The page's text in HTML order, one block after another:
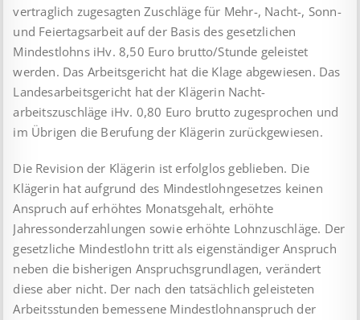
vertraglich zugesagten Zuschläge für Mehr-, Nacht-, Sonn-
und Feier­tags­arbeit auf der Basis des gesetzlichen
Mindestlohns iHv. 8,50 Euro brutto/Stunde geleistet
werden. Das Arbeitsgericht hat die Klage abgewiesen. Das
Landesarbeitsgericht hat der Klägerin Nacht­
arbeitszuschläge iHv. 0,80 Euro brutto zugesprochen und
im Übrigen die Berufung der Klägerin zurückgewiesen.
Die Revision der Klägerin ist erfolglos geblieben. Die
Klägerin hat aufgrund des Mindestlohngesetzes keinen
Anspruch auf erhöhtes Monatsgehalt, erhöhte
Jahressonderzahlungen sowie erhöhte Lohnzuschläge. Der
gesetzliche Mindestlohn tritt als eigen­stän­diger Anspruch
neben die bisherigen Anspruchsgrundlagen, verändert
diese aber nicht. Der nach den tatsächlich geleisteten
Arbeitsstunden bemessene Mindestlohnanspruch der